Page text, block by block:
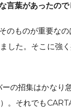
言葉があったので
のものが重要な
した。そこに強
の招集はかなり
。それでも